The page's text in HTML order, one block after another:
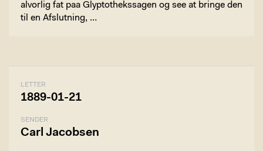
alvorlig fat paa Glyptothekssagen og see at bringe den
til en Afslutning, …
LETTER
1889-01-21
SENDER
Carl Jacobsen